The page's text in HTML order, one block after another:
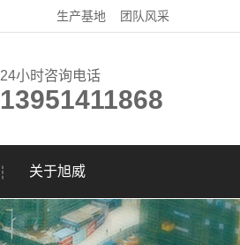
生产基地 团队风采
24小时咨询电话
13951411868
关于旭威